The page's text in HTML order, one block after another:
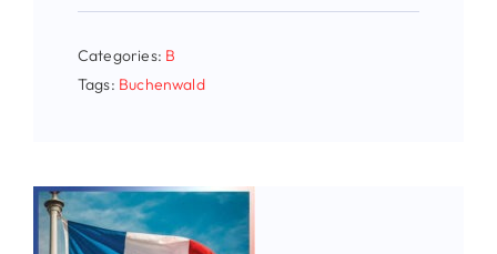
Categories: B
Tags: Buchenwald